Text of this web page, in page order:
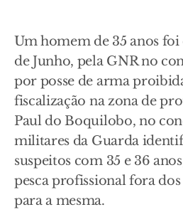
Um homem de 35 anos
de Junho, pela GNR no
por posse de arma
fiscalização na zona de
Paul do Boquilobo, no
militares da Guarda
suspeitos com 35 e 36
pesca profissional fora
para a mesma.